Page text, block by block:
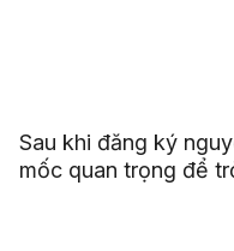
Sau khi đăng ký
mốc quan trọng để